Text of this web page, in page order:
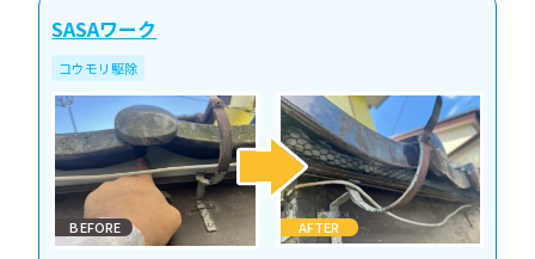
SASAワーク
コウモリ駆除
BEFORE AFTER